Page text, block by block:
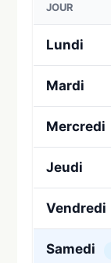
JOUR
Lundi
Mardi
Mercredi
Jeudi
Vendredi
Samedi